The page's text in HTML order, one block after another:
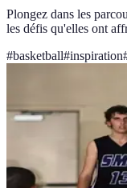
Plongez dans les
les défis qu'elles ont
#basketball#inspiration